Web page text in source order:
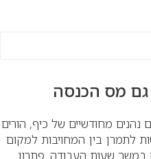
מס הכנסה
מחודשיים של כיף, הורים
לתמרן בין המחויבות למקום
שעות העבודה. פתרון